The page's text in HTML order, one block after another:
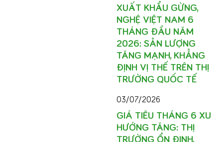
XUẤT KHẨU GỪNG,
NGHỆ VIỆT NAM 6
THÁNG ĐẦU NĂM
2026: SẢN LƯỢNG
TĂNG MẠNH, KHẲNG
ĐỊNH VỊ THẾ TRÊN THỊ
TRƯỜNG QUỐC TẾ
03/07/2026
GIÁ TIÊU THÁNG 6 XU
HƯỚNG TĂNG: THỊ
TRƯỜNG ỔN ĐỊNH,